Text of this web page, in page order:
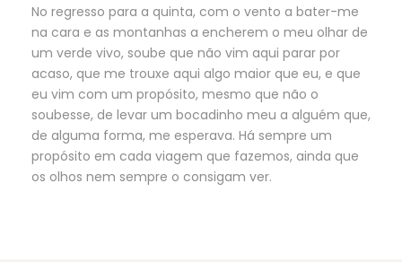
No regresso para a quinta, com o vento a bater-me
na cara e as montanhas a encherem o meu olhar de
um verde vivo, soube que não vim aqui parar por
acaso, que me trouxe aqui algo maior que eu, e que
eu vim com um propósito, mesmo que não o
soubesse, de levar um bocadinho meu a alguém que,
de alguma forma, me esperava. Há sempre um
propósito em cada viagem que fazemos, ainda que
os olhos nem sempre o consigam ver.